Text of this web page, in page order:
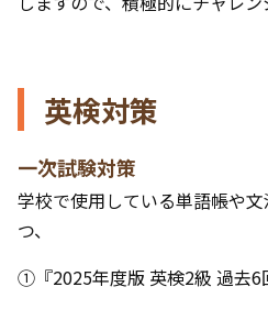
英検対策
一次試験対策
学校で使用している単語帳や
つ、
①『2025年度版 英検2級 過去6